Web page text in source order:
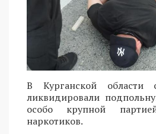
В Курганской области
ликвидировали
особо крупной
наркотиков.